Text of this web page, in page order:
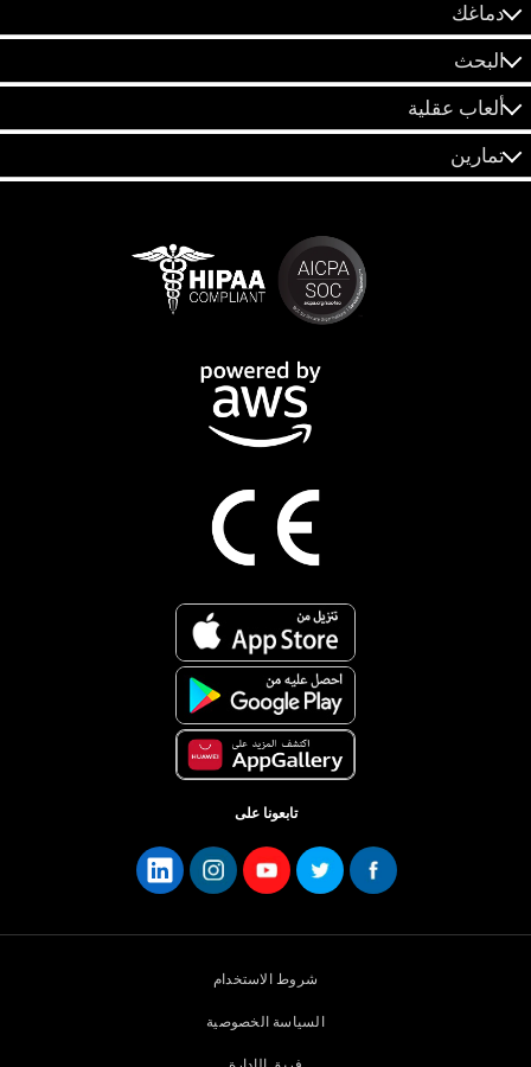
دماغك
البحث
ألعاب عقلية
تمارين
تابعونا على
شروط الاستخدام
السياسة الخصوصية